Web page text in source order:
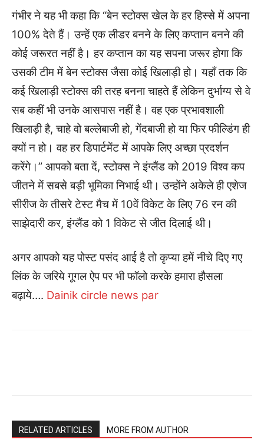
गंभीर ने यह भी कहा कि “बेन स्टोक्स खेल के हर हिस्से में अपना
100% देते हैं। उन्हें एक लीडर बनने के लिए कप्तान बनने की
कोई जरूरत नहीं है। हर कप्तान का यह सपना जरूर होगा कि
उसकी टीम में बेन स्टोक्स जैसा कोई खिलाड़ी हो। यहाँ तक कि
कई खिलाड़ी स्टोक्स की तरह बनना चाहते हैं लेकिन दुर्भाग्य से वे
सब कहीं भी उनके आसपास नहीं है। वह एक प्रभावशाली
खिलाड़ी है, चाहे वो बल्लेबाजी हो, गेंदबाजी हो या फिर फील्डिंग ही
क्यों न हो। वह हर डिपार्टमेंट में आपके लिए अच्छा प्रदर्शन
करेंगे।” आपको बता दें, स्टोक्स ने इंग्लैंड को 2019 विश्व कप
जीतने में सबसे बड़ी भूमिका निभाई थी। उन्होंने अकेले ही एशेज
सीरीज के तीसरे टेस्ट मैच में 10वें विकेट के लिए 76 रन की
साझेदारी कर, इंग्लैंड को 1 विकेट से जीत दिलाई थी।
अगर आपको यह पोस्ट पसंद आई है तो कृप्या हमें नीचे दिए गए
लिंक के जरिये गूगल ऐप पर भी फॉलो करके हमारा हौसला
बढ़ाये…. Dainik circle news par
RELATED ARTICLES MORE FROM AUTHOR